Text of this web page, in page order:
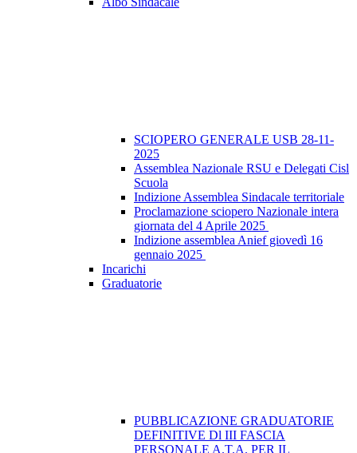
SCIOPERO GENERALE USB 28-11-
2025
Assemblea Nazionale RSU e Delegati Cisl
Scuola
Indizione Assemblea Sindacale territoriale
Proclamazione sciopero Nazionale intera
giornata del 4 Aprile 2025
Indizione assemblea Anief giovedì 16
gennaio 2025
Incarichi
Graduatorie
PUBBLICAZIONE GRADUATORIE
DEFINITIVE Dl III FASCIA
PERSONALE A.T.A. PER IL